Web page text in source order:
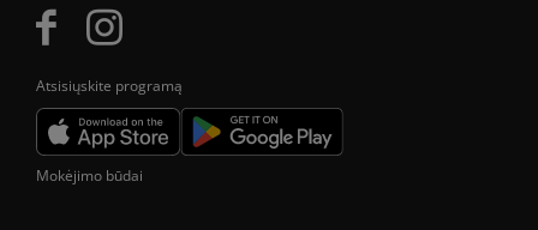
Atsisiųskite programą
Mokėjimo būdai